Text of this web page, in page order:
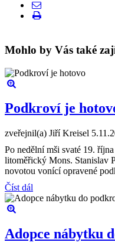
Mohlo by Vás také
Podkroví je
zveřejnil(a) Jiří Kreisel
Po nedělní mši svaté 19.
litoměřický Mons. Stanislav
novotou vonící opravené
Číst dál
Adopce nábytku